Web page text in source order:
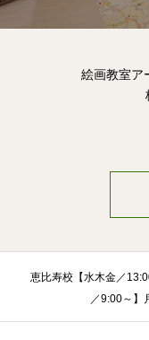
絵画教室ア
恵比寿校【水木金／
／9:00～】